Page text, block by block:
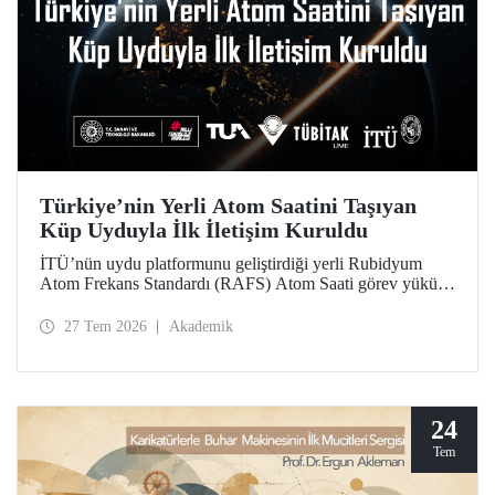
Türkiye’nin Yerli Atom Saatini Taşıyan
Küp Uyduyla İlk İletişim Kuruldu
İTÜ’nün uydu platformunu geliştirdiği yerli Rubidyum
Atom Frekans Standardı (RAFS) Atom Saati görev yükünü
başarılı şekilde iletişim kuruldu ve birçok telemetri alındı.
27 Tem 2026 Akademik
24
Tem